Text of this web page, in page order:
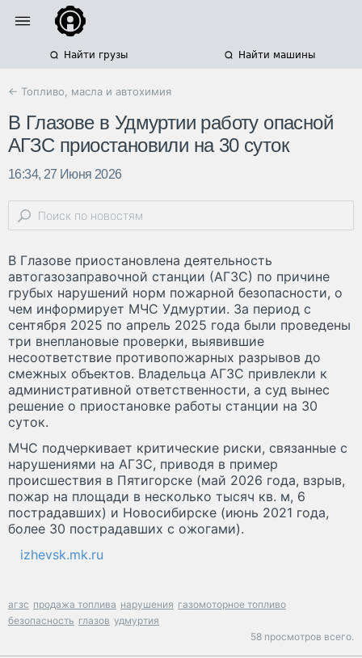
Найти грузы Найти машины
← Топливо, масла и автохимия
В Глазове в Удмуртии работу опасной
АГЗС приостановили на 30 суток
16:34, 27 Июня 2026
В Глазове приостановлена деятельность
автогазозаправочной станции (АГЗС) по причине
грубых нарушений норм пожарной безопасности, о
чем информирует МЧС Удмуртии. За период с
сентября 2025 по апрель 2025 года были проведены
три внеплановые проверки, выявившие
несоответствие противопожарных разрывов до
смежных объектов. Владельца АГЗС привлекли к
административной ответственности, а суд вынес
решение о приостановке работы станции на 30
суток.
МЧС подчеркивает критические риски, связанные с
нарушениями на АГЗС, приводя в пример
происшествия в Пятигорске (май 2026 года, взрыв,
пожар на площади в несколько тысяч кв. м, 6
пострадавших) и Новосибирске (июнь 2021 года,
более 30 пострадавших с ожогами).
izhevsk.mk.ru
агзс продажа топлива нарушения газомоторное топливо
безопасность глазов удмуртия
58 просмотров всего.